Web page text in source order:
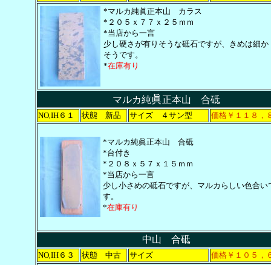
*マルカ純眞正本山 カラス
*２０５ｘ７７ｘ２５ｍｍ
*当店から一言
少し硬さが有りそうな砥石ですが、きめは細か
そうです。
*在庫有り
マルカ純眞正本山 合砥
NO, IH６１ 状態 新品 サイズ ４サン型 価格￥１１８，
*マルカ純眞正本山 合砥
*台付き
*２０８ｘ５７ｘ１５ｍｍ
*当店から一言
少し小さめの砥石ですが、マルカらしい色合い
す。
*在庫有り
中山 合砥
NO, IH６３ 状態 中古 サイズ 価格￥１０５，